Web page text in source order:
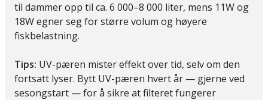
til dammer opp til ca. 6 000–8 000 liter, mens 11W og
18W egner seg for større volum og høyere
fiskbelastning.
Tips: UV-pæren mister effekt over tid, selv om den
fortsatt lyser. Bytt UV-pæren hvert år — gjerne ved
sesongstart — for å sikre at filteret fungerer